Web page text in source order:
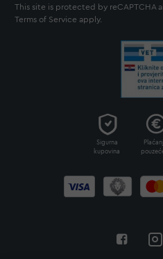
This site is protected by reCAPTCHA
Terms of Service apply.
Sigurna
kupovina